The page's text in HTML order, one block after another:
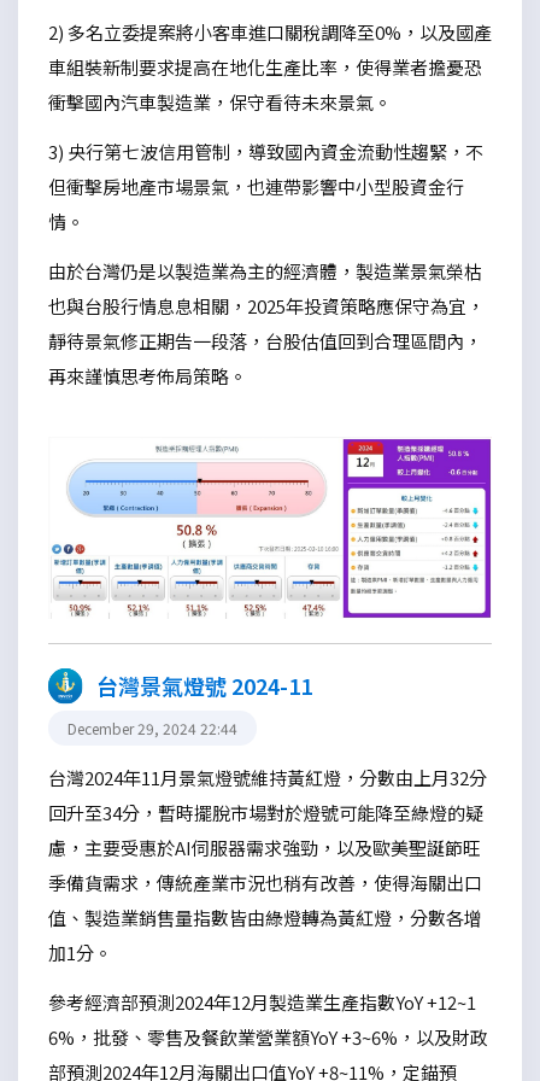
2) 多名立委提案將小客車進口關稅調降至0%，以及國產
車組裝新制要求提高在地化生產比率，使得業者擔憂恐
衝擊國內汽車製造業，保守看待未來景氣。
3) 央行第七波信用管制，導致國內資金流動性趨緊，不
但衝擊房地產市場景氣，也連帶影響中小型股資金行
情。
由於台灣仍是以製造業為主的經濟體，製造業景氣榮枯
也與台股行情息息相關，2025年投資策略應保守為宜，
靜待景氣修正期告一段落，台股估值回到合理區間內，
再來謹慎思考佈局策略。
台灣景氣燈號 2024-11
December 29, 2024 22:44
台灣2024年11月景氣燈號維持黃紅燈，分數由上月32分
回升至34分，暫時擺脫市場對於燈號可能降至綠燈的疑
慮，主要受惠於AI伺服器需求強勁，以及歐美聖誕節旺
季備貨需求，傳統產業市況也稍有改善，使得海關出口
值、製造業銷售量指數皆由綠燈轉為黃紅燈，分數各增
加1分。
參考經濟部預測2024年12月製造業生產指數YoY +12~1
6%，批發、零售及餐飲業營業額YoY +3~6%，以及財政
部預測2024年12月海關出口值YoY +8~11%，定錨預